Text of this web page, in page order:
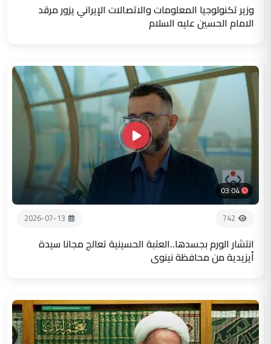
وزير تكنولوجيا المعلومات والاتصالات الإيراني يزور مرقد
الامام الحسين عليه السلام
03:04
742
2026-07-13
انتشار الورم بجسدها..العتبة الحسينية تعالج مجانا سيدة
أيزيدية من محافظة نينوى